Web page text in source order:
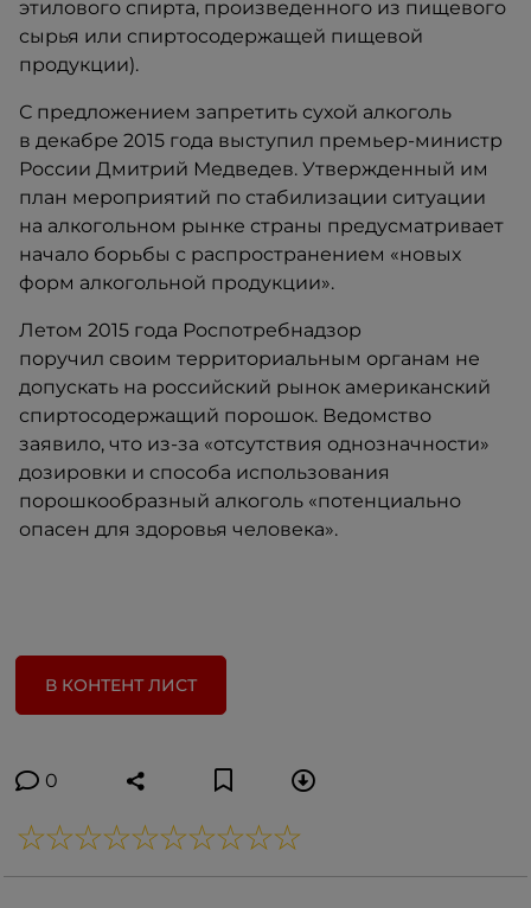
этилового спирта, произведенного из пищевого
сырья или спиртосодержащей пищевой
продукции).
С предложением запретить сухой алкоголь
в декабре 2015 года выступил премьер-министр
России Дмитрий Медведев. Утвержденный им
план мероприятий по стабилизации ситуации
на алкогольном рынке страны предусматривает
начало борьбы с распространением «новых
форм алкогольной продукции».
Летом 2015 года Роспотребнадзор
поручил своим территориальным органам не
допускать на российский рынок американский
спиртосодержащий порошок. Ведомство
заявило, что из-за «отсутствия однозначности»
дозировки и способа использования
порошкообразный алкоголь «потенциально
опасен для здоровья человека».
В КОНТЕНТ ЛИСТ
0